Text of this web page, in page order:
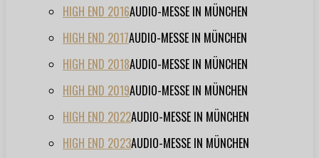
HIGH END 2016AUDIO-MESSE IN MÜNCHEN
HIGH END 2017AUDIO-MESSE IN MÜNCHEN
HIGH END 2018AUDIO-MESSE IN MÜNCHEN
HIGH END 2019AUDIO-MESSE IN MÜNCHEN
HIGH END 2022AUDIO-MESSE IN MÜNCHEN
HIGH END 2023AUDIO-MESSE IN MÜNCHEN